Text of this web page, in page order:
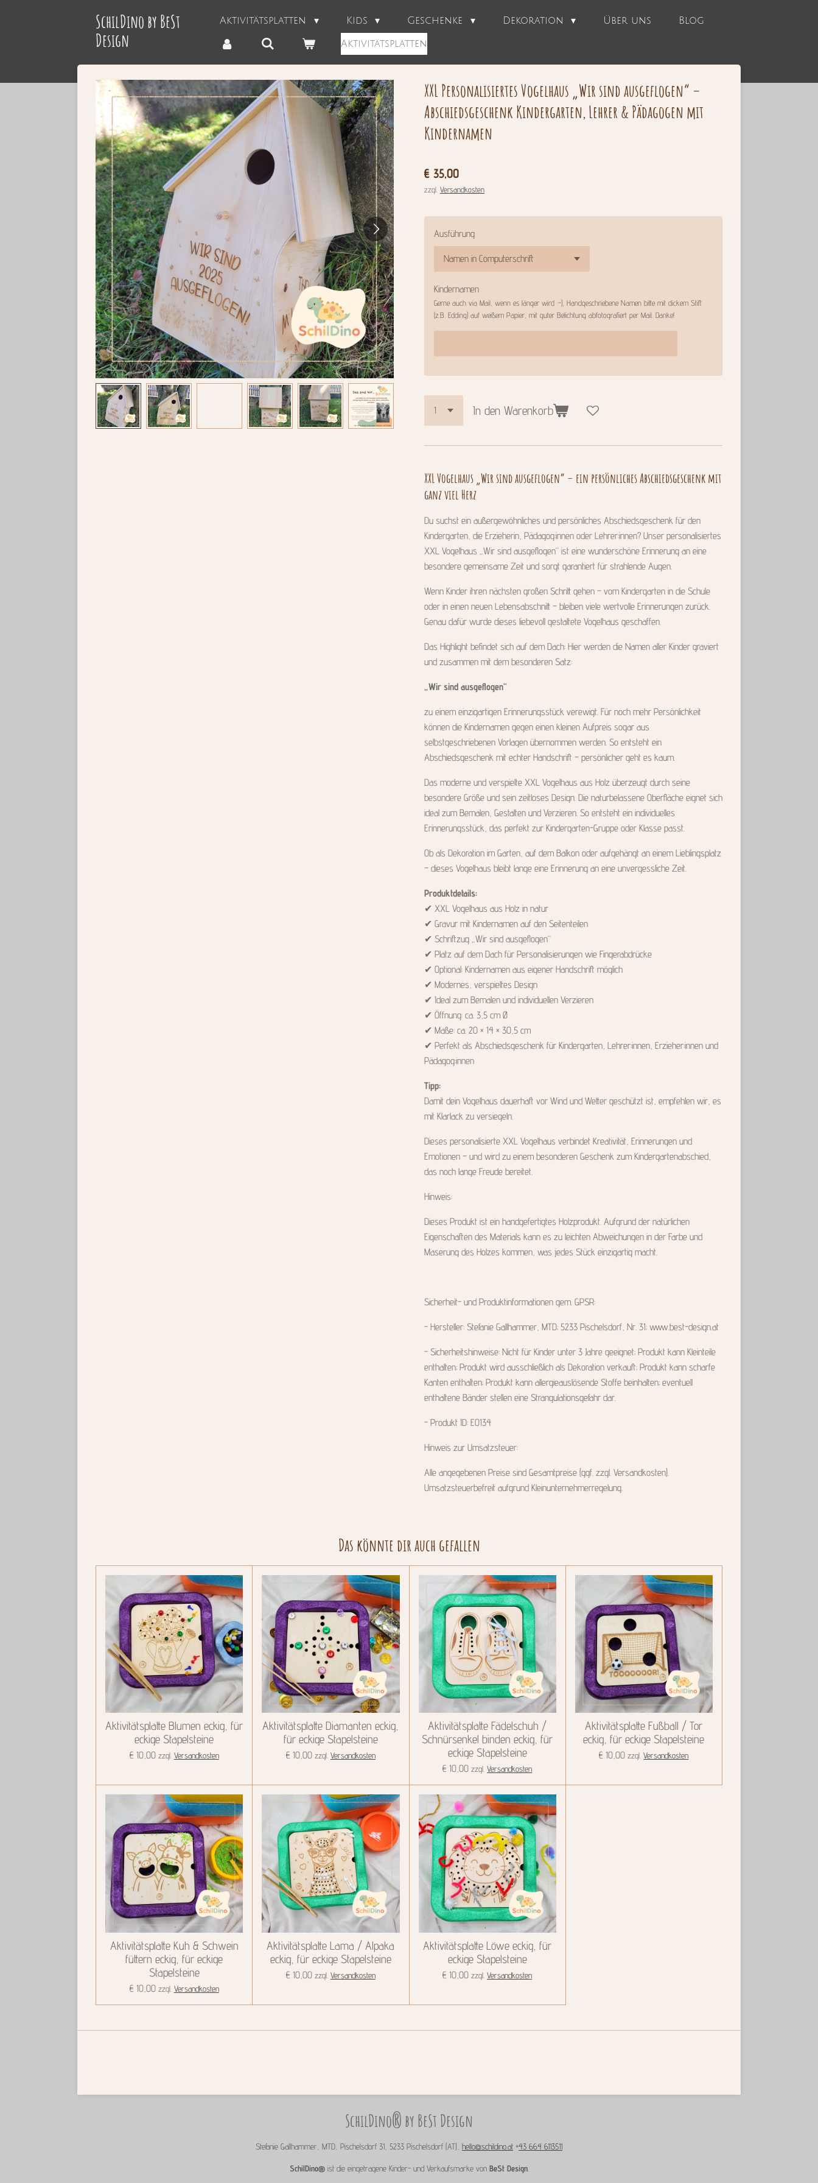
SchilDino by BeSt
Design
Aktivitätsplatten Kids Geschenke Dekoration Über uns Blog
Aktivitätsplatten
XXL Personalisiertes Vogelhaus „Wir sind ausgeflogen“ –
Abschiedsgeschenk Kindergarten, Lehrer & Pädagogen mit
Kindernamen
€ 35,00
zzgl. Versandkosten
Ausführung
Kindernamen
Gerne auch via Mail, wenn es länger wird :-), Handgeschriebene Namen bitte mit dickem Stift
(z.B. Edding) auf weißem Papier, mit guter Belichtung abfotografiert per Mail. Danke!
In den Warenkorb
XXL Vogelhaus „Wir sind ausgeflogen“ – ein persönliches Abschiedsgeschenk mit
ganz viel Herz
Du suchst ein außergewöhnliches und persönliches Abschiedsgeschenk für den
Kindergarten, die Erzieherin, Pädagog:innen oder Lehrer:innen? Unser personalisiertes
XXL Vogelhaus „Wir sind ausgeflogen“ ist eine wunderschöne Erinnerung an eine
besondere gemeinsame Zeit und sorgt garantiert für strahlende Augen.
Wenn Kinder ihren nächsten großen Schritt gehen – vom Kindergarten in die Schule
oder in einen neuen Lebensabschnitt – bleiben viele wertvolle Erinnerungen zurück.
Genau dafür wurde dieses liebevoll gestaltete Vogelhaus geschaffen.
Das Highlight befindet sich auf dem Dach: Hier werden die Namen aller Kinder graviert
und zusammen mit dem besonderen Satz:
„Wir sind ausgeflogen“
zu einem einzigartigen Erinnerungsstück verewigt. Für noch mehr Persönlichkeit
können die Kindernamen gegen einen kleinen Aufpreis sogar aus
selbstgeschriebenen Vorlagen übernommen werden. So entsteht ein
Abschiedsgeschenk mit echter Handschrift – persönlicher geht es kaum.
Das moderne und verspielte XXL Vogelhaus aus Holz überzeugt durch seine
besondere Größe und sein zeitloses Design. Die naturbelassene Oberfläche eignet sich
ideal zum Bemalen, Gestalten und Verzieren. So entsteht ein individuelles
Erinnerungsstück, das perfekt zur Kindergarten-Gruppe oder Klasse passt.
Ob als Dekoration im Garten, auf dem Balkon oder aufgehängt an einem Lieblingsplatz
– dieses Vogelhaus bleibt lange eine Erinnerung an eine unvergessliche Zeit.
Produktdetails:
✔ XXL Vogelhaus aus Holz in natur
✔ Gravur mit Kindernamen auf den Seitenteilen
✔ Schriftzug „Wir sind ausgeflogen“
✔ Platz auf dem Dach für Personalisierungen wie Fingerabdrücke
✔ Optional: Kindernamen aus eigener Handschrift möglich
✔ Modernes, verspieltes Design
✔ Ideal zum Bemalen und individuellen Verzieren
✔ Öffnung: ca. 3,5 cm Ø
✔ Maße: ca. 20 × 14 × 30,5 cm
✔ Perfekt als Abschiedsgeschenk für Kindergarten, Lehrer:innen, Erzieher:innen und
Pädagog:innen
Tipp:
Damit dein Vogelhaus dauerhaft vor Wind und Wetter geschützt ist, empfehlen wir, es
mit Klarlack zu versiegeln.
Dieses personalisierte XXL Vogelhaus verbindet Kreativität, Erinnerungen und
Emotionen – und wird zu einem besonderen Geschenk zum Kindergartenabschied,
das noch lange Freude bereitet.
Hinweis:
Dieses Produkt ist ein handgefertigtes Holzprodukt. Aufgrund der natürlichen
Eigenschaften des Materials kann es zu leichten Abweichungen in der Farbe und
Maserung des Holzes kommen, was jedes Stück einzigartig macht.
Sicherheit- und Produktinformationen gem. GPSR:
- Hersteller: Stefanie Gallhammer, MTD; 5233 Pischelsdorf, Nr. 31; www.best-design.at
- Sicherheitshinweise: Nicht für Kinder unter 3 Jahre geeignet; Produkt kann Kleinteile
enthalten; Produkt wird ausschließlich als Dekoration verkauft; Produkt kann scharfe
Kanten enthalten; Produkt kann allergieauslösende Stoffe beinhalten; eventuell
enthaltene Bänder stellen eine Strangulationsgefahr dar.
- Produkt ID: E0134
Hinweis zur Umsatzsteuer:
Alle angegebenen Preise sind Gesamtpreise (ggf. zzgl. Versandkosten).
Umsatzsteuerbefreit aufgrund Kleinunternehmerregelung.
Das könnte dir auch gefallen
Aktivitätsplatte Blumen eckig, für
eckige Stapelsteine
€ 10,00 zzgl. Versandkosten
Aktivitätsplatte Diamanten eckig,
für eckige Stapelsteine
€ 10,00 zzgl. Versandkosten
Aktivitätsplatte Fädelschuh /
Schnürsenkel binden eckig, für
eckige Stapelsteine
€ 10,00 zzgl.Versandkosten
Aktivitätsplatte Fußball / Tor
eckig, für eckige Stapelsteine
€ 10,00 zzgl.Versandkosten
Aktivitätsplatte Kuh & Schwein
füttern eckig, für eckige
Stapelsteine
€ 10,00 zzgl. Versandkosten
Aktivitätsplatte Lama / Alpaka
eckig, für eckige Stapelsteine
€ 10,00 zzgl. Versandkosten
Aktivitätsplatte Löwe eckig, für
eckige Stapelsteine
€ 10,00 zzgl.Versandkosten
SchilDino® by BeSt Design
Stefanie Gallhammer, MTD, Pischelsdorf 31, 5233 Pischelsdorf (AT), hello@schildino.at +43 664 6113511
SchilDino®ist die eingetragene Kinder- und Verkaufsmarke vonBeSt Design.